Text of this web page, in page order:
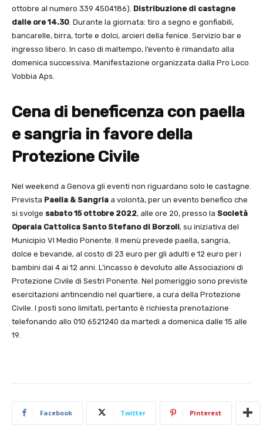
ottobre al numero 339 4504186). Distribuzione di castagne
dalle ore 14.30 . Durante la giornata: tiro a segno e gonfiabili,
bancarelle, birra, torte e dolci, arcieri della fenice. Servizio bar e
ingresso libero. In caso di maltempo, l’evento è rimandato alla
domenica successiva. Manifestazione organizzata dalla Pro Loco
Vobbia Aps.
Cena di beneficenza con paella
e sangria in favore della
Protezione Civile
Nel weekend a Genova gli eventi non riguardano solo le castagne.
Prevista Paella & Sangria a volontà, per un evento benefico che
si svolge sabato 15 ottobre 2022, alle ore 20, presso la Società
Operaia Cattolica Santo Stefano di Borzoli, su iniziativa del
Municipio VI Medio Ponente. Il menù prevede paella, sangria,
dolce e bevande, al costo di 23 euro per gli adulti e 12 euro per i
bambini dai 4 ai 12 anni. L’incasso è devoluto alle Associazioni di
Protezione Civile di Sestri Ponente. Nel pomeriggio sono previste
esercitazioni antincendio nel quartiere, a cura della Protezione
Civile. I posti sono limitati, pertanto è richiesta prenotazione
telefonando allo 010 6521240 da martedì a domenica dalle 15 alle
19.
Facebook Twitter Pinterest